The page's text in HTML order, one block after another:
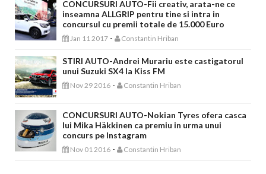
CONCURSURI AUTO-Fii creativ, arata-ne ce
inseamna ALLGRIP pentru tine si intra in
concursul cu premii totale de 15.000 Euro
Jan 11 2017 - Constantin Hriban
STIRI AUTO-Andrei Murariu este castigatorul
unui Suzuki SX4 la Kiss FM
Nov 29 2016 - Constantin Hriban
CONCURSURI AUTO-Nokian Tyres ofera casca
lui Mika Häkkinen ca premiu in urma unui
concurs pe Instagram
Nov 01 2016 - Constantin Hriban